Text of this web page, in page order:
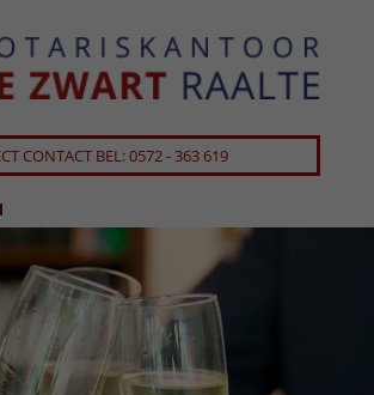
CONTACT BEL: 0572 - 363 619